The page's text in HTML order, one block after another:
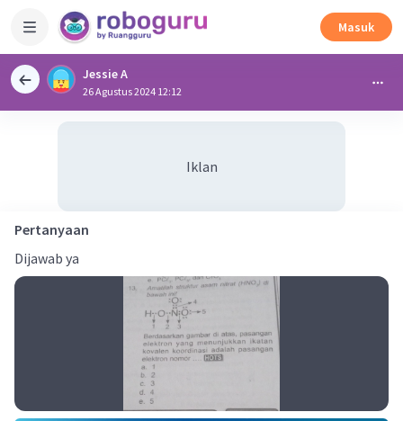
Masuk
Jessie A
26 Agustus 2024 12:12
Iklan
Pertanyaan
Dijawab ya